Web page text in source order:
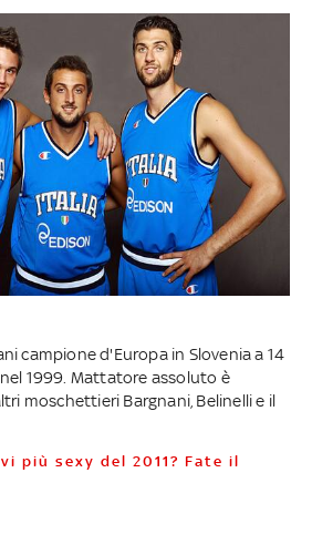
campione d'Europa in Slovenia a 14
1999. Mattatore assoluto è
moschettieri Bargnani, Belinelli e il